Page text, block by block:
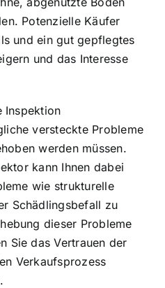
Potenzielle Käufer
und ein gut gepflegtes
und das Interesse
Inspektion
versteckte Probleme
werden müssen.
kann Ihnen dabei
wie strukturelle
Schädlingsbefall zu
dieser Probleme
Sie das Vertrauen der
Verkaufsprozess
.